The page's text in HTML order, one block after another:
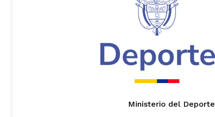
Ministerio del Deporte